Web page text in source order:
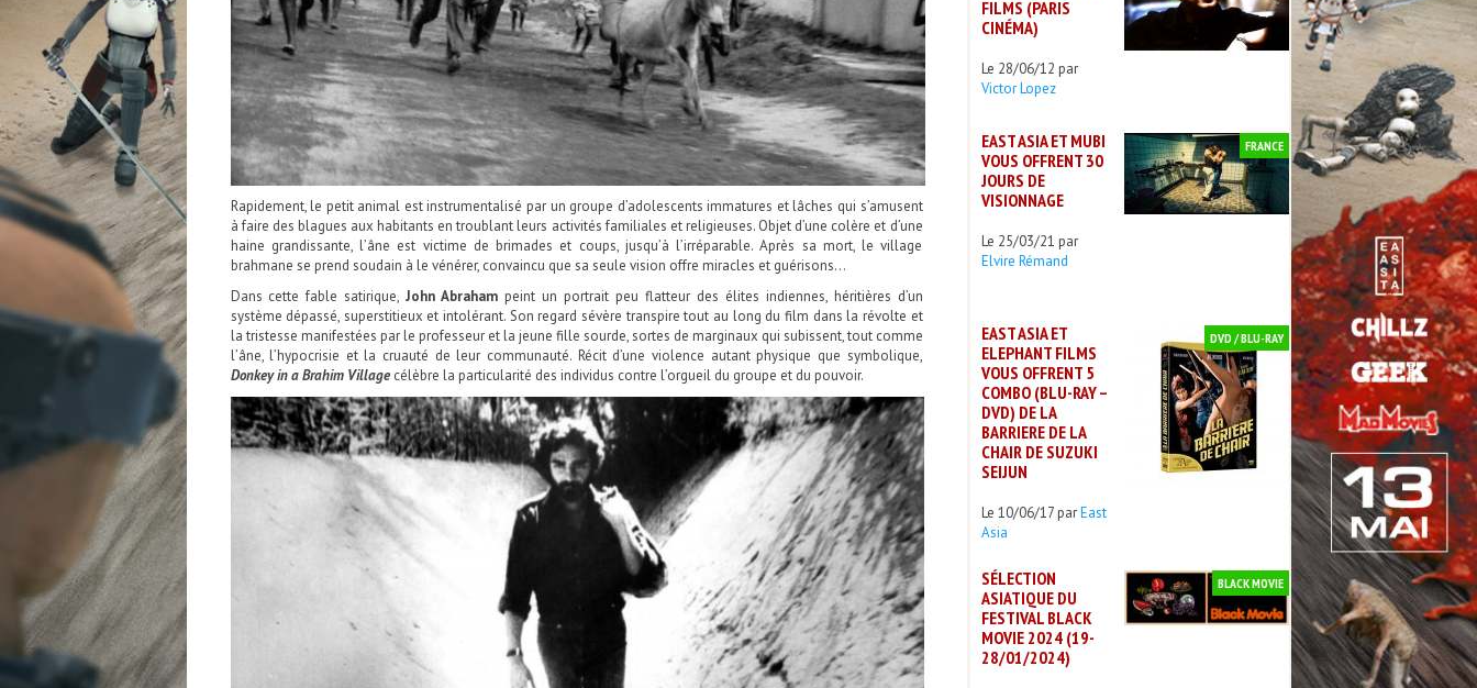
Rapidement, le petit animal est instrumentalisé par un groupe d’adolescents immatures et lâches qui s’amusent
à faire des blagues aux habitants en troublant leurs activités familiales et religieuses. Objet d’une colère et d’une
haine grandissante, l’âne est victime de brimades et coups, jusqu’à l’irréparable. Après sa mort, le village
brahmane se prend soudain à le vénérer, convaincu que sa seule vision offre miracles et guérisons…
Dans cette fable satirique,John Abraham peint un portrait peu flatteur des élites indiennes, héritières d’un
système dépassé, superstitieux et intolérant. Son regard sévère transpire tout au long du film dans la révolte et
la tristesse manifestées par le professeur et la jeune fille sourde, sortes de marginaux qui subissent, tout comme
l’âne, l’hypocrisie et la cruauté de leur communauté. Récit d’une violence autant physique que symbolique,
Donkey in a Brahim Villagecélèbre la particularité des individus contre l’orgueil du groupe et du pouvoir.
FILMS (PARIS
CINÉMA)
Le 28/06/12 par
Victor Lopez
EAST ASIA ET MUBI
VOUS OFFRENT 30
JOURS DE
VISIONNAGE
Le 25/03/21 par
Elvire Rémand
FRANCE
EAST ASIA ET
ELEPHANT FILMS
VOUS OFFRENT 5
COMBO (BLU-RAY –
DVD) DE LA
BARRIERE DE LA
CHAIR DE SUZUKI
SEIJUN
Le 10/06/17 parEast
Asia
DVD / BLU-RAY
SÉLECTION
ASIATIQUE DU
FESTIVAL BLACK
MOVIE 2024 (19-
28/01/2024)
BLACK MOVIE